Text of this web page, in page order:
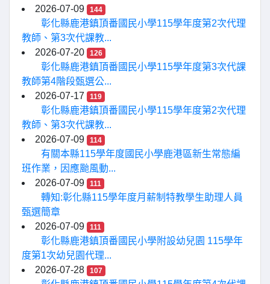
2026-07-09
144
彰化縣鹿港鎮頂番國民小學115學年度第2次代理
教師、第3次代課教...
2026-07-20
126
彰化縣鹿港鎮頂番國民小學115學年度第3次代課
教師第4階段甄選公...
2026-07-17
119
彰化縣鹿港鎮頂番國民小學115學年度第2次代理
教師、第3次代課教...
2026-07-09
114
有關本縣115學年度國民小學鹿港區新生常態編
班作業，因應颱風動...
2026-07-09
111
轉知:彰化縣115學年度月薪制特教學生助理人員
甄選簡章
2026-07-09
111
彰化縣鹿港鎮頂番國民小學附設幼兒園 115學年
度第1次幼兒園代理...
2026-07-28
107